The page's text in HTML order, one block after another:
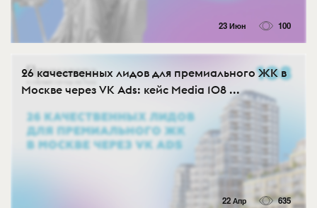
23 Июн 100
26 качественных лидов для премиального ЖК в
Москве через VK Ads: кейс Media 108 ...
22 Апр 635